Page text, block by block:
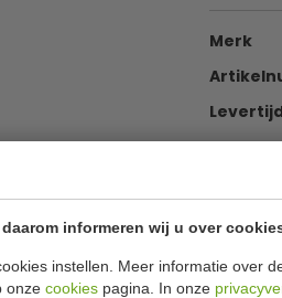
informeren wij u over
instellen. Meer informatie over
onze cookies pagina. In onze
Merk
€
€
€